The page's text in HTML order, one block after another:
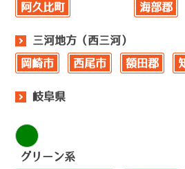
阿久比町 海部郡
三河地方（西三河）
岡崎市 西尾市 額田郡
岐阜県
グリーン系